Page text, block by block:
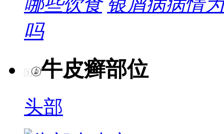
哪些饮食 银屑病病情
吗
牛皮癣部位
头部